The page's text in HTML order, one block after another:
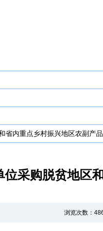
省内重点乡村振兴地区农副产
位采购脱贫地区
浏览次数：